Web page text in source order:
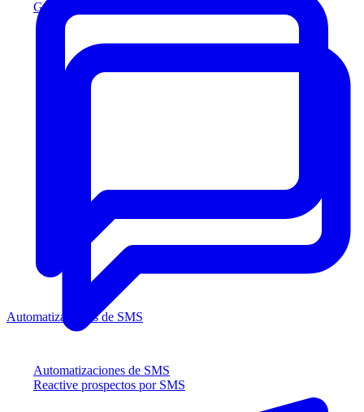
Genere reportes listos para el prestamista
Automatizaciones de SMS
Reactive prospectos por SMS
Automatizaciones de SMS